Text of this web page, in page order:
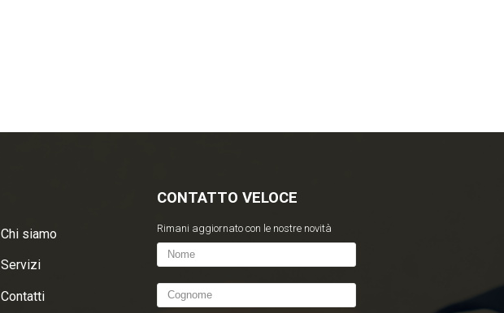
Chi siamo
Servizi
Contatti
CONTATTO VELOCE
Rimani aggiornato con le nostre novità